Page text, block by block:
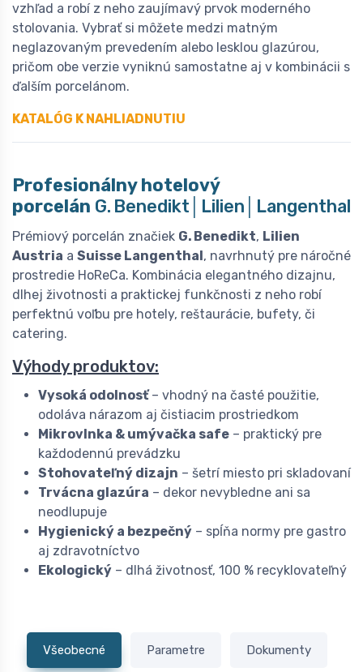
vzhľad a robí z neho zaujímavý prvok moderného
stolovania. Vybrať si môžete medzi matným
neglazovaným prevedením alebo lesklou glazúrou,
pričom obe verzie vyniknú samostatne aj v kombinácii s
ďalším porcelánom.
KATALÓG K NAHLIADNUTIU
Profesionálny hotelový
porcelán G. Benedikt│Lilien│Langenthal
Prémiový porcelán značiek G. Benedikt, Lilien
Austria a Suisse Langenthal , navrhnutý pre náročné
prostredie HoReCa. Kombinácia elegantného dizajnu,
dlhej životnosti a praktickej funkčnosti z neho robí
perfektnú voľbu pre hotely, reštaurácie, bufety, či
catering.
Výhody produktov:
Vysoká odolnosť– vhodný na časté použitie,
odoláva nárazom aj čistiacim prostriedkom
Mikrovlnka & umývačka safe – praktický pre
každodennú prevádzku
Stohovateľný dizajn – šetrí miesto pri skladovaní
Trvácna glazúra – dekor nevybledne ani sa
neodlupuje
Hygienický a bezpečný – spĺňa normy pre gastro
aj zdravotníctvo
Ekologický – dlhá životnosť, 100 % recyklovateľný
Všeobecné Parametre Dokumenty